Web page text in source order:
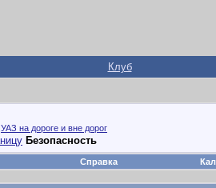
Клуб
УАЗ на дороге и вне дорог
Безопасность
Справка